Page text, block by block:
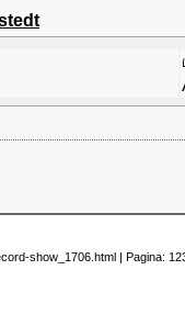
show_1706.html | Pagina: